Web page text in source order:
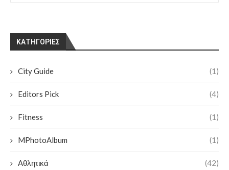
KΑΤΗΓΟΡΊΕΣ
City Guide (1)
Editors Pick (4)
Fitness (1)
MPhotoAlbum (1)
Αθλητικά (42)